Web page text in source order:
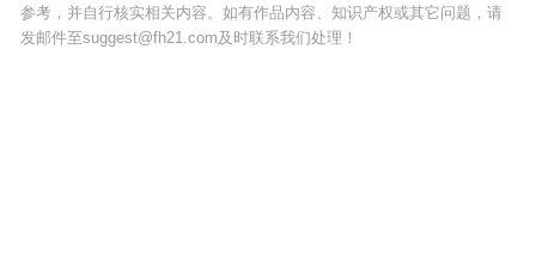
参考，并自行核实相关内容。如有作品内容、知识产权或其它问题，请
发邮件至suggest@fh21.com及时联系我们处理！